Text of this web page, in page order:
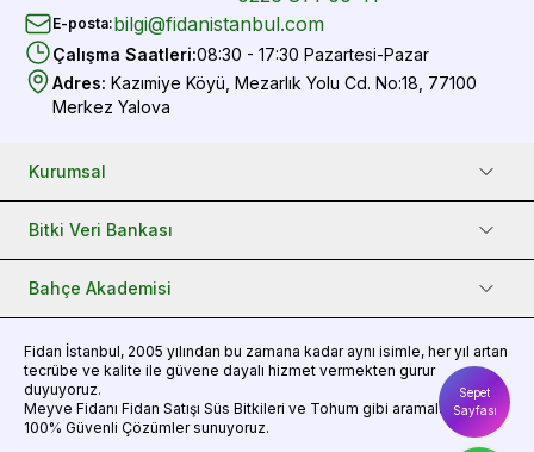
Sepet
Sayfası
E-posta:bilgi@fidanistanbul.com
Çalışma Saatleri:08:30 - 17:30 Pazartesi-Pazar
Adres: Kazımiye Köyü, Mezarlık Yolu Cd. No:18, 77100
Merkez Yalova
Kurumsal
Bitki Veri Bankası
Bahçe Akademisi
Fidan İstanbul, 2005 yılından bu zamana kadar aynı isimle, her yıl artan
tecrübe ve kalite ile güvene dayalı hizmet vermekten gurur
duyuyoruz.
Meyve Fidanı Fidan Satışı Süs Bitkileri ve Tohum gibi aramalarınız için
100% Güvenli Çözümler sunuyoruz.